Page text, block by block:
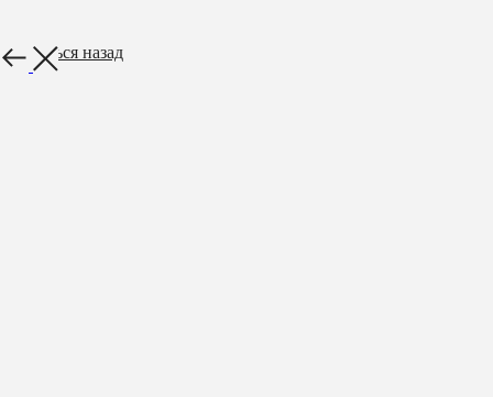
Вернуться назад